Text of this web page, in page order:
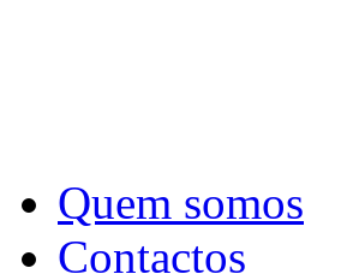
Quem somos
Contactos